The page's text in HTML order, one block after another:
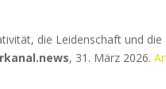
die Leidenschaft und die
, 31. März 2026.